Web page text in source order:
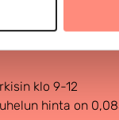
klo 9-12
hinta on